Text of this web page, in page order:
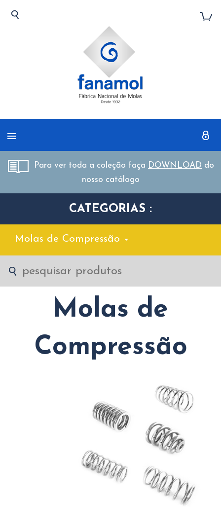
Para ver toda a coleção faça DOWNLOAD do
nosso catálogo
CATEGORIAS :
Molas de Compressão
Molas de
Compressão